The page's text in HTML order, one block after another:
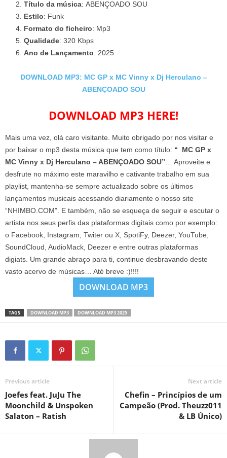
Título da música: ABENÇOADO SOU
Estilo: Funk
Formato do ficheiro: Mp3
Qualidade: 320 Kbps
Ano de Lançamento: 2025
DOWNLOAD MP3: MC GP x MC Vinny x Dj Herculano –
ABENÇOADO SOU
DOWNLOAD MP3 HERE!
Mais uma vez, olá caro visitante. Muito obrigado por nos visitar e
por baixar o mp3 desta música que tem como título: “ MC GP x
MC Vinny x Dj Herculano – ABENÇOADO SOU” … Aproveite e
desfrute no máximo este maravilho e cativante trabalho em sua
playlist, mantenha-se sempre actualizado sobre os últimos
lançamentos musicais acessando diariamente o nosso site
“NHIMBO.COM”. E também, não se esqueça de seguir e escutar o
artista nos seus perfis das plataformas digitais como por exemplo:
o Facebook, Instagram, Twiter ou X, SpotiFy, Deezer, YouTube,
SoundCloud, AudioMack, Deezer e entre outras plataformas
digiats. Um grande abraço para ti, continue desbravando deste
vasto acervo de músicas… Até breve :)!!!!
DOWNLOAD MP3
TAGS DOWNLOAD MP3 DOWNLOAD MP3 2025
Previous article
Joefes feat. JuJu The
Moonchild & Unspoken
Salaton – Ratish
Next article
Chefin – Princípios de um
Campeão (Prod. Theuzz011
& LB Único)